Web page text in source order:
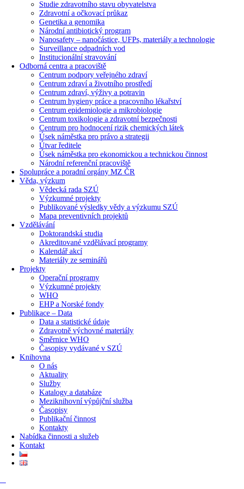
Studie zdravotního stavu obyvatelstva
Zdravotní a očkovací průkaz
Genetika a genomika
Národní antibiotický program
Nanosafety – nanočástice, UFPs, materiály a technologie
Surveillance odpadních vod
Institucionální stravování
Odborná centra a pracoviště
Centrum podpory veřejného zdraví
Centrum zdraví a životního prostředí
Centrum zdraví, výživy a potravin
Centrum hygieny práce a pracovního lékařství
Centrum epidemiologie a mikrobiologie
Centrum toxikologie a zdravotní bezpečnosti
Centrum pro hodnocení rizik chemických látek
Úsek náměstka pro právo a strategii
Útvar ředitele
Úsek náměstka pro ekonomickou a technickou činnost
Národní referenční pracoviště
Spolupráce a poradní orgány MZ ČR
Věda, výzkum
Vědecká rada SZÚ
Výzkumné projekty
Publikované výsledky vědy a výzkumu SZÚ
Mapa preventivních projektů
Vzdělávání
Doktorandská studia
Akreditované vzdělávací programy
Kalendář akcí
Materiály ze seminářů
Projekty
Operační programy
Výzkumné projekty
WHO
EHP a Norské fondy
Publikace – Data
Data a statistické údaje
Zdravotně výchovné materiály
Směrnice WHO
Časopisy vydávané v SZÚ
Knihovna
O nás
Aktuality
Služby
Katalogy a databáze
Meziknihovní výpůjční služba
Časopisy
Publikační činnost
Kontakty
Nabídka činnosti a služeb
Kontakt